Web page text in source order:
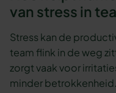
van stress in
Stress kan de
team flink in de weg
zorgt vaak voor
minder